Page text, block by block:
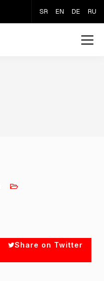
SR EN DE RU
Share on Twitter